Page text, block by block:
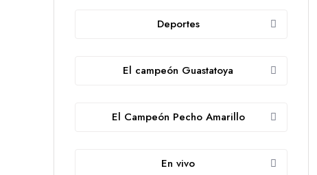
Deportes
El campeón Guastatoya
El Campeón Pecho Amarillo
En vivo